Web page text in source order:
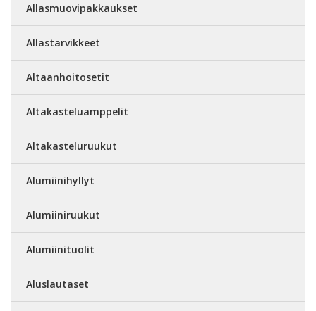
Allasmuovipakkaukset
Allastarvikkeet
Altaanhoitosetit
Altakasteluamppelit
Altakasteluruukut
Alumiinihyllyt
Alumiiniruukut
Alumiinituolit
Aluslautaset